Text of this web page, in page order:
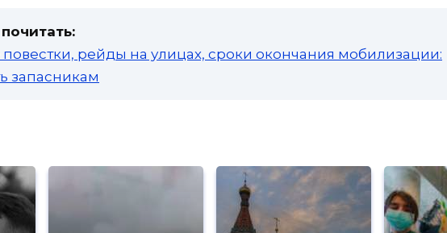
повестки, рейды на улицах, сроки окончания мобилизации:
запасникам